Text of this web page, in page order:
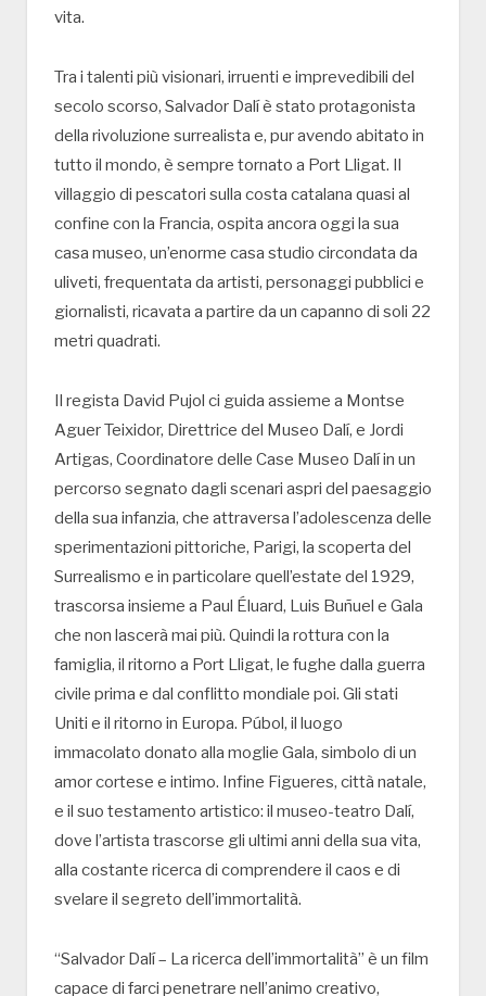
vita.
Tra i talenti più visionari, irruenti e imprevedibili del
secolo scorso, Salvador Dalí è stato protagonista
della rivoluzione surrealista e, pur avendo abitato in
tutto il mondo, è sempre tornato a Port Lligat. Il
villaggio di pescatori sulla costa catalana quasi al
confine con la Francia, ospita ancora oggi la sua
casa museo, un’enorme casa studio circondata da
uliveti, frequentata da artisti, personaggi pubblici e
giornalisti, ricavata a partire da un capanno di soli 22
metri quadrati.
Il regista David Pujol ci guida assieme a Montse
Aguer Teixidor, Direttrice del Museo Dalí, e Jordi
Artigas, Coordinatore delle Case Museo Dalí in un
percorso segnato dagli scenari aspri del paesaggio
della sua infanzia, che attraversa l’adolescenza delle
sperimentazioni pittoriche, Parigi, la scoperta del
Surrealismo e in particolare quell’estate del 1929,
trascorsa insieme a Paul Éluard, Luis Buñuel e Gala
che non lascerà mai più. Quindi la rottura con la
famiglia, il ritorno a Port Lligat, le fughe dalla guerra
civile prima e dal conflitto mondiale poi. Gli stati
Uniti e il ritorno in Europa. Púbol, il luogo
immacolato donato alla moglie Gala, simbolo di un
amor cortese e intimo. Infine Figueres, città natale,
e il suo testamento artistico: il museo-teatro Dalí,
dove l’artista trascorse gli ultimi anni della sua vita,
alla costante ricerca di comprendere il caos e di
svelare il segreto dell’immortalità.
“Salvador Dalí – La ricerca dell’immortalità” è un film
capace di farci penetrare nell’animo creativo,